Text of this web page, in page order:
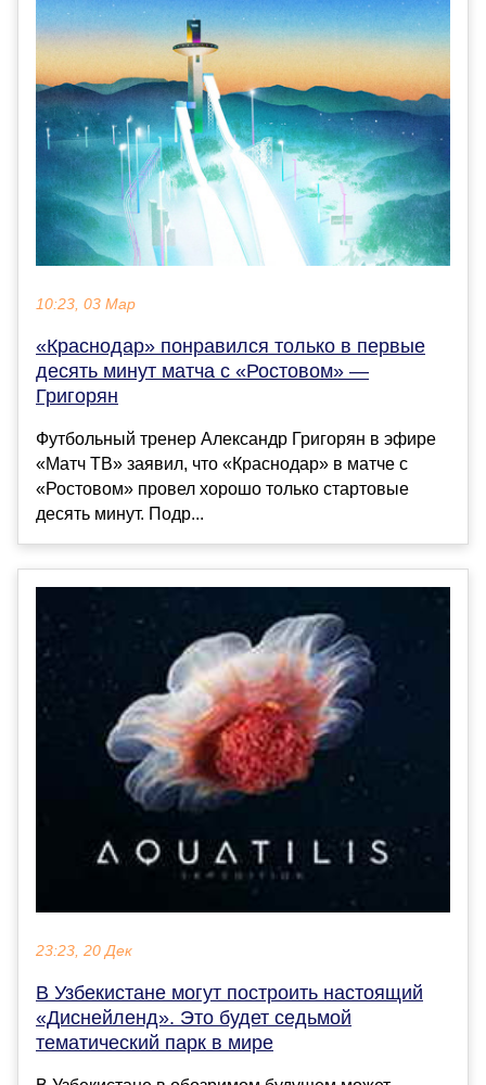
10:23, 03 Мар
«Краснодар» понравился только в первые
десять минут матча с «Ростовом» —
Григорян
Футбольный тренер Александр Григорян в эфире
«Матч ТВ» заявил, что «Краснодар» в матче с
«Ростовом» провел хорошо только стартовые
десять минут. Подр...
23:23, 20 Дек
В Узбекистане могут построить настоящий
«Диснейленд». Это будет седьмой
тематический парк в мире